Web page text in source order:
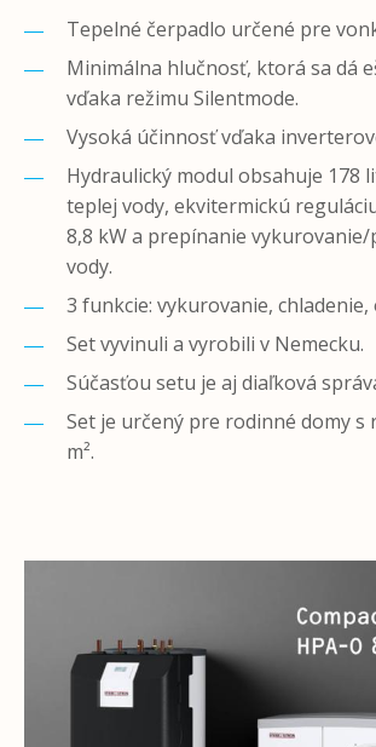
Tepelné čerpadlo určené pre
Minimálna hlučnosť, ktorá sa dá
vďaka režimu Silentmode.
Vysoká účinnosť vďaka
Hydraulický modul obsahuje 178
teplej vody, ekvitermickú
8,8 kW a prepínanie
vody.
3 funkcie: vykurovanie, chladenie,
Set vyvinuli a vyrobili v Nemecku.
Súčasťou setu je aj diaľková
Set je určený pre rodinné domy s
m².